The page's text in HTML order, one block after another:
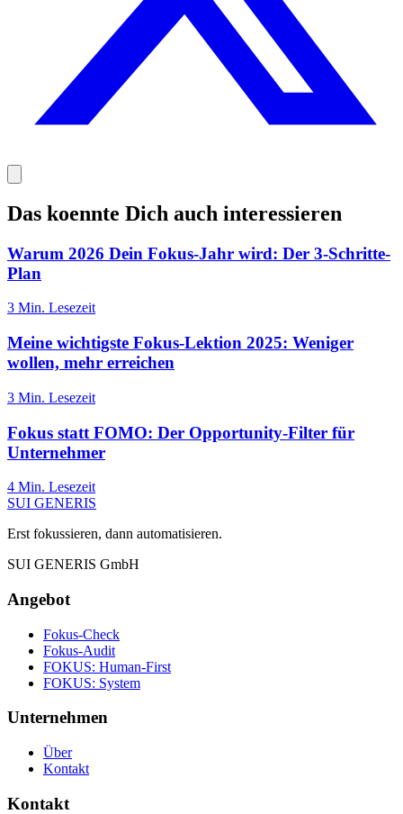
Das koennte Dich auch interessieren
Warum 2026 Dein Fokus-Jahr wird: Der 3-Schritte-
Plan
3 Min. Lesezeit
Meine wichtigste Fokus-Lektion 2025: Weniger
wollen, mehr erreichen
3 Min. Lesezeit
Fokus statt FOMO: Der Opportunity-Filter für
Unternehmer
4 Min. Lesezeit
SUI GENERIS
Erst fokussieren, dann automatisieren.
SUI GENERIS GmbH
Angebot
Fokus-Check
Fokus-Audit
FOKUS: Human-First
FOKUS: System
Unternehmen
Über
Kontakt
Kontakt